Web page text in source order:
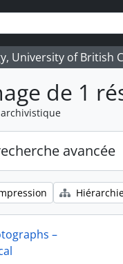
University of British
de 1
avancée
–